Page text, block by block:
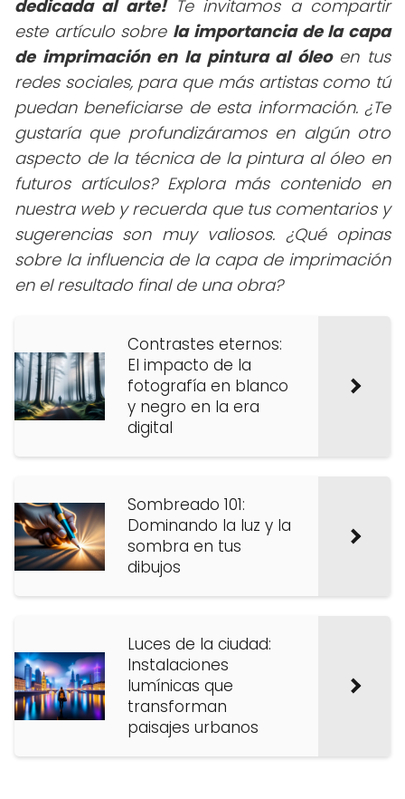
dedicada al arte!Te invitamos a compartir
este artículo sobre la importancia de la capa
de imprimación en la pintura al óleoen tus
redes sociales, para que más artistas como tú
puedan beneficiarse de esta información. ¿Te
gustaría que profundizáramos en algún otro
aspecto de la técnica de la pintura al óleo en
futuros artículos? Explora más contenido en
nuestra web y recuerda que tus comentarios y
sugerencias son muy valiosos. ¿Qué opinas
sobre la influencia de la capa de imprimación
en el resultado final de una obra?
Contrastes eternos:
El impacto de la
fotografía en blanco
y negro en la era
digital
Sombreado 101:
Dominando la luz y la
sombra en tus
dibujos
Luces de la ciudad:
Instalaciones
lumínicas que
transforman
paisajes urbanos